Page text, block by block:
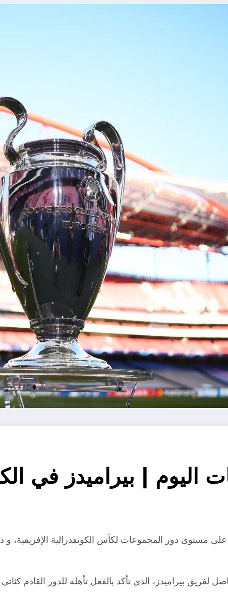
اليوم | بيراميدز في
مستوى دور المجموعات لكأس الكونفدرالية الإفريقية،
لفريق بيراميدز، الذي تأكد بالفعل تأهله للدور القادم